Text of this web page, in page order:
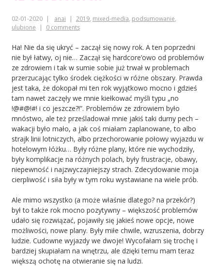
02-01-2020 anai 2019, mixed-media, podsumowanie,
ulubione
0 comments
Ha! Nie da się ukryć – zaczął się nowy rok. A ten poprzedni
nie był łatwy, oj nie… Zaczął się hardcore’owo od problemów
ze zdrowiem i tak w sumie sobie już trwał w problemach
przerzucając tylko środek ciężkości w różne obszary. Prawda
jest taka, że dokopał mi ten rok wyjątkowo mocno i gdzieś
tam nawet zaczęły we mnie kiełkować myśli typu „no
!@#@!#! i co jeszcze?!”. Problemów ze zdrowiem było
mnóstwo, ale też prześladował mnie jakiś taki durny pech –
wakacji było mało, a jak coś miałam zaplanowane, to albo
strajk linii lotniczych, albo przechorowanie połowy wyjazdu w
hotelowym łóżku… Były różne plany, które nie wychodziły,
były komplikacje na różnych polach, były frustracje, obawy,
niepewność i najzwyczajniejszy strach. Zdecydowanie moja
cierpliwość i siła były w tym roku wystawiane na wiele prób.
Ale mimo wszystko (a może właśnie dlatego? na przekór?)
był to także rok mocno pozytywny – większość problemów
udało się rozwiązać, pojawiły się jakieś nowe opcje, nowe
możliwości, nowe plany. Były miłe chwile, wzruszenia, dobrzy
ludzie. Cudowne wyjazdy we dwoje! Wycofałam się trochę i
bardziej skupiałam na wnętrzu, ale dzięki temu mam teraz
większą ochotę na otwieranie się na ludzi.